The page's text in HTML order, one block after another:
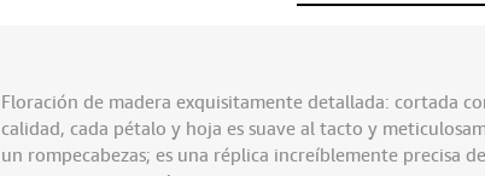
Floración de madera exquisitamente detallada: cortada
calidad, cada pétalo y hoja es suave al tacto y
un rompecabezas; es una réplica increíblemente precisa